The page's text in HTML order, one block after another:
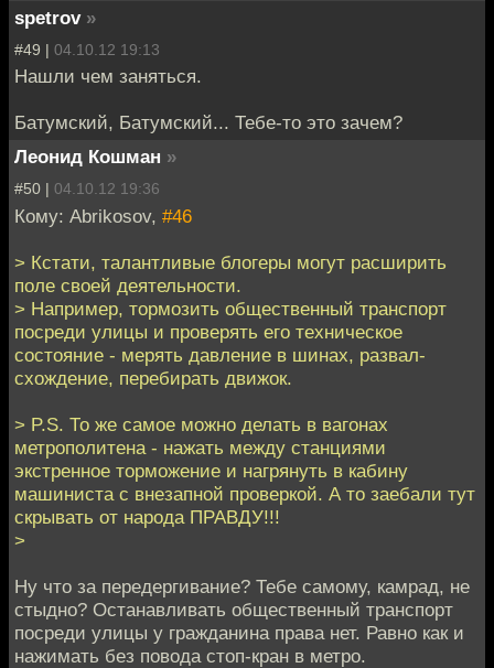
spetrov »
#49 | 04.10.12 19:13
Нашли чем заняться.
Батумский, Батумский... Тебе-то это зачем?
Леонид Кошман »
#50 | 04.10.12 19:36
Кому: Abrikosov, #46
> Кстати, талантливые блогеры могут расширить
поле своей деятельности.
> Например, тормозить общественный транспорт
посреди улицы и проверять его техническое
состояние - мерять давление в шинах, развал-
схождение, перебирать движок.
> P.S. То же самое можно делать в вагонах
метрополитена - нажать между станциями
экстренное торможение и нагрянуть в кабину
машиниста с внезапной проверкой. А то заебали тут
скрывать от народа ПРАВДУ!!!
>
Ну что за передергивание? Тебе самому, камрад, не
стыдно? Останавливать общественный транспорт
посреди улицы у гражданина права нет. Равно как и
нажимать без повода стоп-кран в метро.